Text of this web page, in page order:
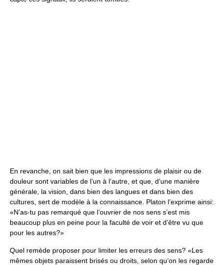
En revanche, on sait bien que les impressions de plaisir ou de
douleur sont variables de l’un à l’autre, et que, d’une manière
générale, la vision, dans bien des langues et dans bien des
cultures, sert de modèle à la connaissance. Platon l’exprime ainsi:
«N’as-tu pas remarqué que l’ouvrier de nos sens s’est mis
beaucoup plus en peine pour la faculté de voir et d’être vu que
pour les autres?»
Quel remède proposer pour limiter les erreurs des sens? «Les
mêmes objets paraissent brisés ou droits, selon qu’on les regarde